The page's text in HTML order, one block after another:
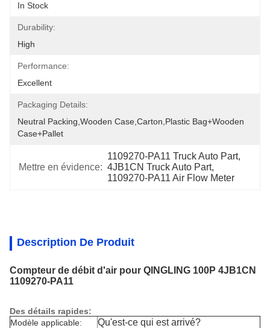
In Stock
Durability:
High
Performance:
Excellent
Packaging Details:
Neutral Packing,Wooden Case,Carton,Plastic Bag+wooden
Case+pallet
Mettre en évidence:
1109270-PA11 Truck Auto Part,
4JB1CN Truck Auto Part,
1109270-PA11 Air Flow Meter
Description De Produit
Compteur de débit d'air pour QINGLING 100P 4JB1CN
1109270-PA11
Des détails rapides:
Modèle applicable:
Qu'est-ce qui est arrivé?